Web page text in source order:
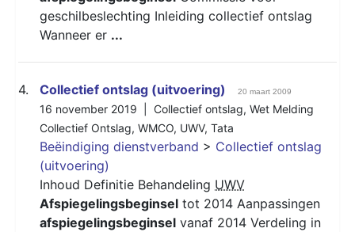
geschilbeslechting Inleiding collectief ontslag
Wanneer er ...
4. Collectief ontslag (uitvoering) 20 maart 2009
16 november 2019 | Collectief ontslag, Wet Melding
Collectief Ontslag, WMCO, UWV, Tata
Beëindiging dienstverband > Collectief ontslag
(uitvoering)
Inhoud Definitie Behandeling UWV
Afspiegelingsbeginsel tot 2014 Aanpassingen
afspiegelingsbeginsel vanaf 2014 Verdeling in